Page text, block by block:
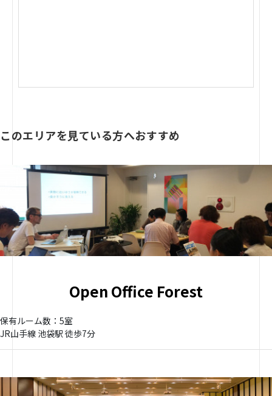
このエリアを見ている方へおすすめ
Open Office Forest
保有ルーム数：5室
JR山手線 池袋駅 徒歩7分